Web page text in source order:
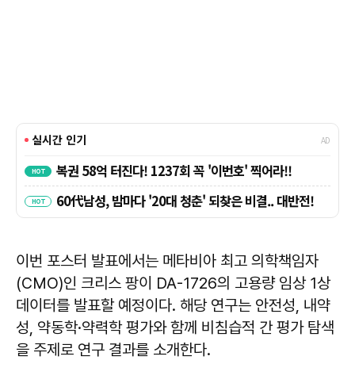
이번 포스터 발표에서는 메타비아 최고 의학책임자
(CMO)인 크리스 팡이 DA-1726의 고용량 임상 1상
데이터를 발표할 예정이다. 해당 연구는 안전성, 내약
성, 약동학·약력학 평가와 함께 비침습적 간 평가 탐색
을 주제로 연구 결과를 소개한다.